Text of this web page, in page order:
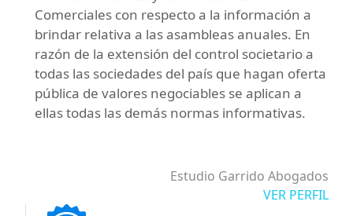
Comerciales con respecto a la información a
brindar relativa a las asambleas anuales. En
razón de la extensión del control societario a
todas las sociedades del país que hagan oferta
pública de valores negociables se aplican a
ellas todas las demás normas informativas.
Estudio Garrido Abogados
VER PERFIL